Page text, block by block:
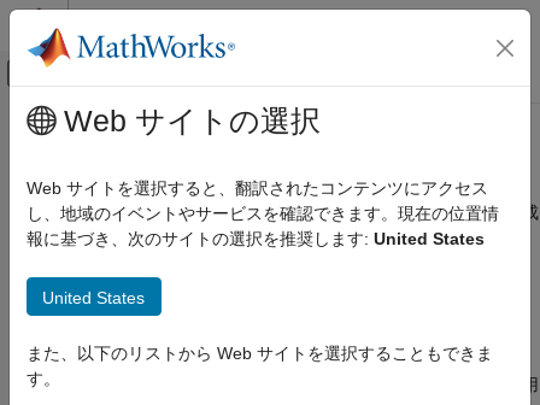
コンテンツへスキップ
オフキャンバス ナビゲーション メ
ドキュメンテーションのホーム
Navigation Toolbox
SLAM
ekfSLAM
説明
作成
メインコンテンツ
ekfSLAM
拡張カルマン フィルターを使用した自己位置推定と環境地図作成
の同時実行
このページをすべて展開する
説明
ekfSLAM
オブジェクトは、拡張カルマン フィルター (EKF) を使用
Web サイトの選択
Web サイトを選択すると、翻訳されたコンテンツにアクセス
し、地域のイベントやサービスを確認できます。現在の位置情
報に基づき、次のサイトの選択を推奨します: United States
United States
また、以下のリストから Web サイトを選択することもできま
す。